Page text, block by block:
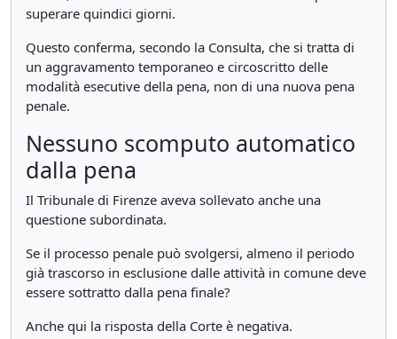
superare quindici giorni.
Questo conferma, secondo la Consulta, che si tratta di
un aggravamento temporaneo e circoscritto delle
modalità esecutive della pena, non di una nuova pena
penale.
Nessuno scomputo automatico
dalla pena
Il Tribunale di Firenze aveva sollevato anche una
questione subordinata.
Se il processo penale può svolgersi, almeno il periodo
già trascorso in esclusione dalle attività in comune deve
essere sottratto dalla pena finale?
Anche qui la risposta della Corte è negativa.